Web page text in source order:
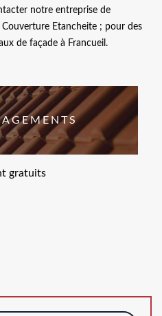
notre entreprise de
Etancheite ; pour des
de façade à Francueil.
gratuits